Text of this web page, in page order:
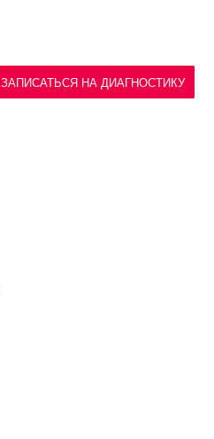
ЗАПИСАТЬСЯ НА ДИАГНОСТИКУ